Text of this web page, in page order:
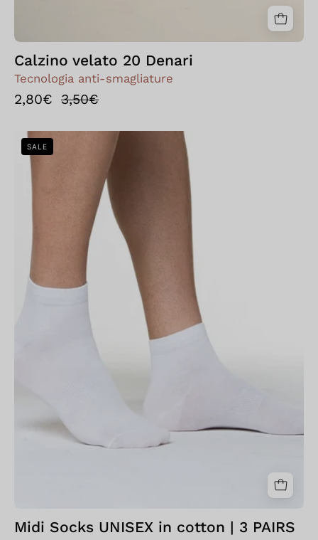
Calzino velato 20 Denari
Tecnologia anti-smagliature
2,80€ 3,50€
Bellissima:
UNISEX
cotone
SALE
Midi Socks UNISEX in cotton | 3 PAIRS